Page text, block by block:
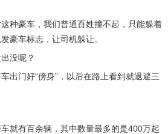
豪车，我们普通百姓撞不起，只能躲着
豪车标志，让司机躲让。
没呢？
门好“傍身”，以后在路上看到就退避三
有百余辆，其中数量最多的是400万起